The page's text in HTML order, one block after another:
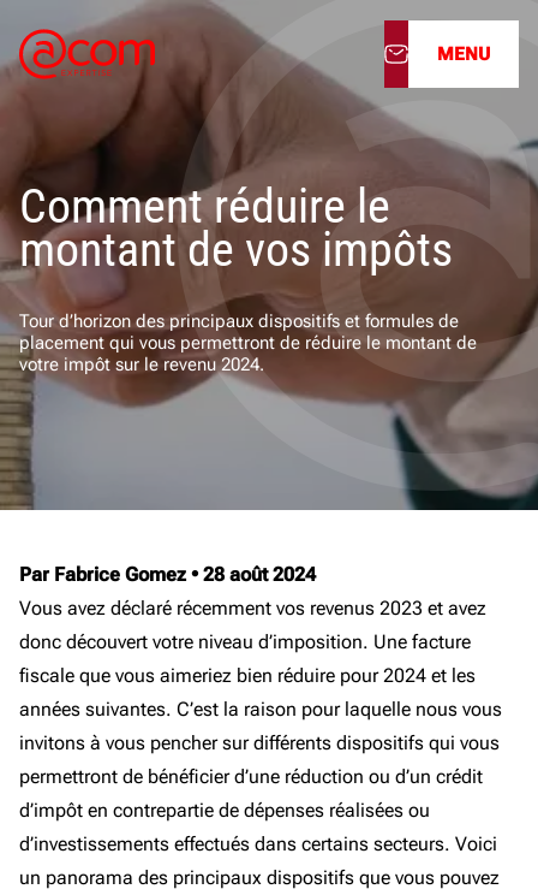
À propos
Nos services
Nos cabinets
Nos filiales
Actualités
MENU
Comment réduire le
montant de vos impôts
Tour d’horizon des principaux dispositifs et formules de
placement qui vous permettront de réduire le montant de
votre impôt sur le revenu 2024.
Par Fabrice Gomez• 28 août 2024
Vous avez déclaré récemment vos revenus 2023 et avez
donc découvert votre niveau d’imposition. Une facture
fiscale que vous aimeriez bien réduire pour 2024 et les
années suivantes. C’est la raison pour laquelle nous vous
invitons à vous pencher sur différents dispositifs qui vous
permettront de bénéficier d’une réduction ou d’un crédit
d’impôt en contrepartie de dépenses réalisées ou
d’investissements effectués dans certains secteurs. Voici
un panorama des principaux dispositifs que vous pouvez